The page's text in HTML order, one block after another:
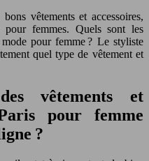
vêtements et accessoires,
femmes. Quels sont les
pour femme ? Le styliste
quel type de vêtement et
vêtements et
pour femme
?